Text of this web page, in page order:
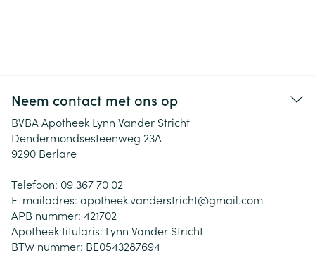
Neem contact met ons op
BVBA Apotheek Lynn Vander Stricht
Dendermondsesteenweg 23A
9290 Berlare
Telefoon: 09 367 70 02
E-mailadres: apotheek.vanderstricht@gmail.com
APB nummer: 421702
Apotheek titularis: Lynn Vander Stricht
BTW nummer: BE0543287694